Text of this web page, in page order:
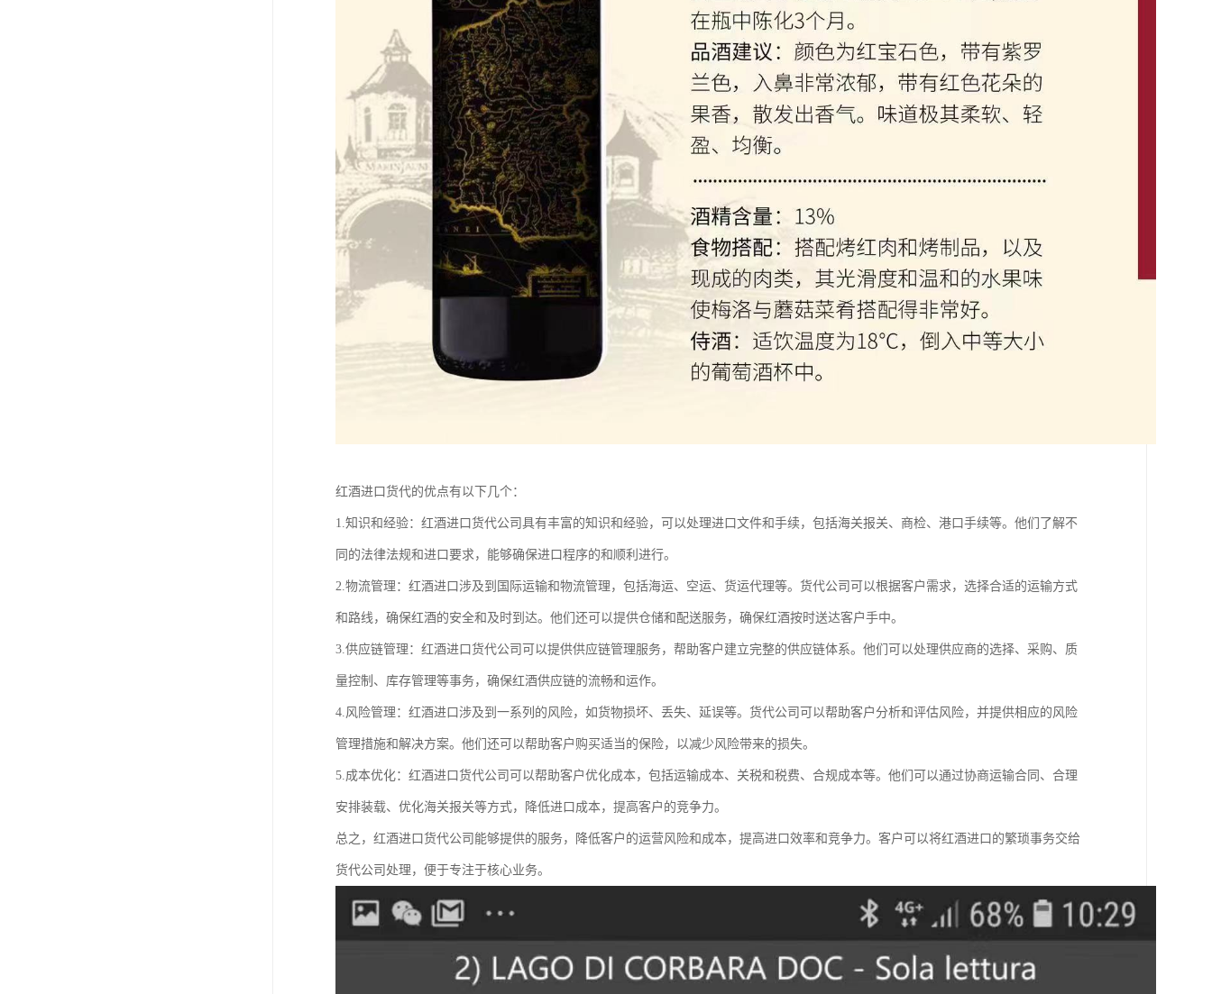
红酒进口货代的优点有以下几个：
1.知识和经验：红酒进口货代公司具有丰富的知识和经验，可以处理进口文件和手续，包括海关报关、商检、港口手续等。他们了解不
同的法律法规和进口要求，能够确保进口程序的和顺利进行。
2.物流管理：红酒进口涉及到国际运输和物流管理，包括海运、空运、货运代理等。货代公司可以根据客户需求，选择合适的运输方式
和路线，确保红酒的安全和及时到达。他们还可以提供仓储和配送服务，确保红酒按时送达客户手中。
3.供应链管理：红酒进口货代公司可以提供供应链管理服务，帮助客户建立完整的供应链体系。他们可以处理供应商的选择、采购、质
量控制、库存管理等事务，确保红酒供应链的流畅和运作。
4.风险管理：红酒进口涉及到一系列的风险，如货物损坏、丢失、延误等。货代公司可以帮助客户分析和评估风险，并提供相应的风险
管理措施和解决方案。他们还可以帮助客户购买适当的保险，以减少风险带来的损失。
5.成本优化：红酒进口货代公司可以帮助客户优化成本，包括运输成本、关税和税费、合规成本等。他们可以通过协商运输合同、合理
安排装载、优化海关报关等方式，降低进口成本，提高客户的竞争力。
总之，红酒进口货代公司能够提供的服务，降低客户的运营风险和成本，提高进口效率和竞争力。客户可以将红酒进口的繁琐事务交给
货代公司处理，便于专注于核心业务。